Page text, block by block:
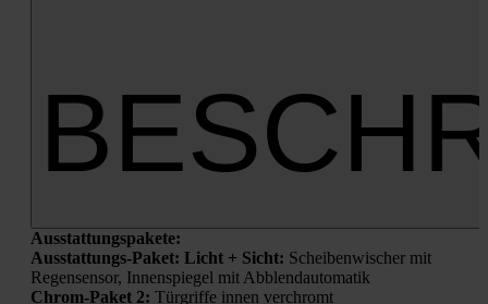
Aus­stat­tungs­pa­ke­te:
Aus­stat­tungs-Paket: Licht + Sicht: Schei­ben­wi­scher mit
Regen­sen­sor, Innen­spie­gel mit Abblend­au­to­ma­tik
Chrom-Paket 2: Tür­grif­fe innen ver­chromt